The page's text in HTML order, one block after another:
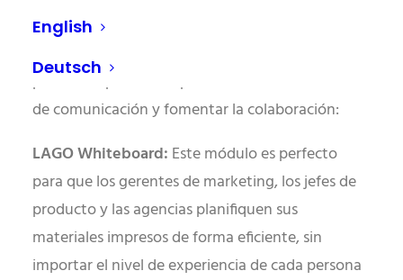
English
Deutsch
Aquí mostramos algunas herramientas que se
pueden implementar para fortalecer los canales
de comunicación y fomentar la colaboración:
LAGO Whiteboard: Este módulo es perfecto
para que los gerentes de marketing, los jefes de
producto y las agencias planifiquen sus
materiales impresos de forma eficiente, sin
importar el nivel de experiencia de cada persona